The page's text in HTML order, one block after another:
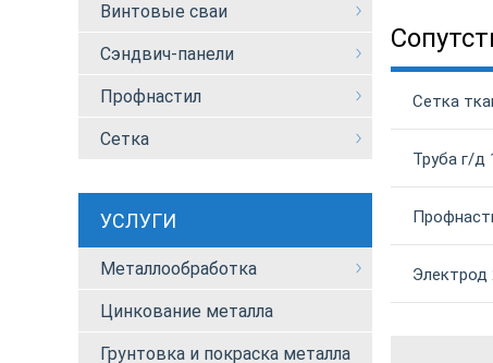
Винтовые сваи
Сэндвич-панели
Профнастил
Сетка
УСЛУГИ
Металлообработка
Цинкование металла
Грунтовка и покраска металла
Сетка
Труба г/д
Электрод